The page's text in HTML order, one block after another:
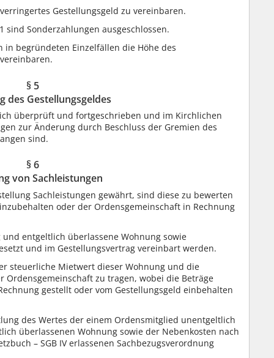
Gestellungsgeld zu vereinbaren.
Sonderzahlungen ausgeschlossen.
begründeten Einzelfällen die Höhe des
§ 5
des Gestellungsgeldes
überprüft und fortgeschrieben und im Kirchlichen
zur Änderung durch Beschluss der Gremien des
sind.
§ 6
von Sachleistungen
Sachleistungen gewährt, sind diese zu bewerten
oder der Ordensgemeinschaft in Rechnung
entgeltlich überlassene Wohnung sowie
und im Gestellungsvertrag vereinbart werden.
steuerliche Mietwert dieser Wohnung und die
zu tragen, wobei die Beträge
gestellt oder vom Gestellungsgeld einbehalten
des Wertes der einem Ordensmitglied unentgeltlich
überlassenen Wohnung sowie der Nebenkosten nach
– SGB IV erlassenen Sachbezugsverordnung